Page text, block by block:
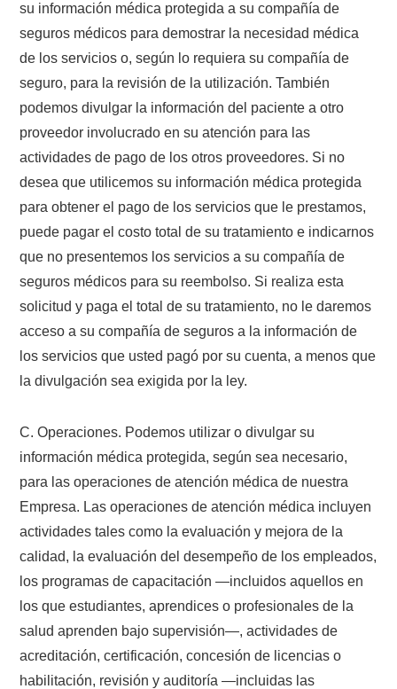
su información médica protegida a su compañía de
seguros médicos para demostrar la necesidad médica
de los servicios o, según lo requiera su compañía de
seguro, para la revisión de la utilización. También
podemos divulgar la información del paciente a otro
proveedor involucrado en su atención para las
actividades de pago de los otros proveedores. Si no
desea que utilicemos su información médica protegida
para obtener el pago de los servicios que le prestamos,
puede pagar el costo total de su tratamiento e indicarnos
que no presentemos los servicios a su compañía de
seguros médicos para su reembolso. Si realiza esta
solicitud y paga el total de su tratamiento, no le daremos
acceso a su compañía de seguros a la información de
los servicios que usted pagó por su cuenta, a menos que
la divulgación sea exigida por la ley.
C. Operaciones. Podemos utilizar o divulgar su
información médica protegida, según sea necesario,
para las operaciones de atención médica de nuestra
Empresa. Las operaciones de atención médica incluyen
actividades tales como la evaluación y mejora de la
calidad, la evaluación del desempeño de los empleados,
los programas de capacitación —incluidos aquellos en
los que estudiantes, aprendices o profesionales de la
salud aprenden bajo supervisión—, actividades de
acreditación, certificación, concesión de licencias o
habilitación, revisión y auditoría —incluidas las